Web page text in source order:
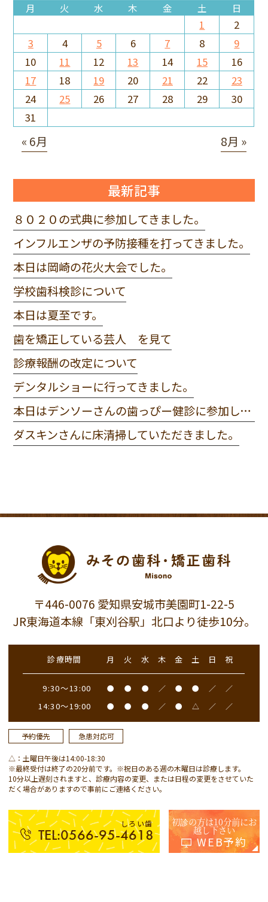
月 火 水 木 金 土 日
1
2
3
4 5 6 7 8
9
10
11 12 13 14 15
16
17
18 19 20 21 22
23
24
25 26 27 28 29
30
31
« 6月 8月 »
最新記事
８０２０の式典に参加してきました。
インフルエンザの予防接種を打ってきました。
本日は岡崎の花火大会でした。
学校歯科検診について
本日は夏至です。
歯を矯正している芸人 を見て
診療報酬の改定について
デンタルショーに行ってきました。
本日はデンソーさんの歯っぴー健診に参加してきました。
ダスキンさんに床清掃していただきました。
〒446-0076 愛知県安城市美園町1-22-5
JR東海道本線「東刈谷駅」北口より徒歩10分。
診療時間 月 火 水 木 金 土 日 祝
9:30～13:00 ● ● ● ／ ● ● ／ ／
14:30～19:00 ● ● ● ／ ● △ ／ ／
予約優先 急患対応可
△：土曜日午後は14:00-18:30
※最終受付は終了の20分前です。※祝日のある週の木曜日は診療します。
10分以上遅刻されますと、診療内容の変更、または日程の変更をさせていた
だく場合がありますので事前にご連絡ください。
しろい歯
TEL:0566-95-4618
初診の方は10分前にお
越し下さい
WEB予約